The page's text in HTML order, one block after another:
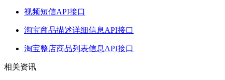
视频短信API接口
淘宝商品描述详细信息API接口
淘宝整店商品列表信息API接口
相关资讯